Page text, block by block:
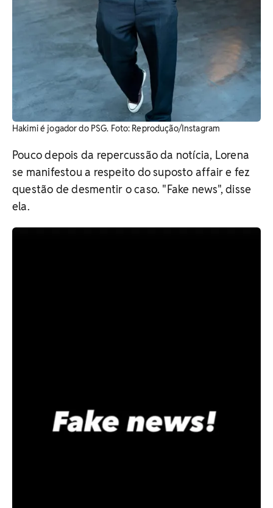
Hakimi é jogador do PSG. ​Foto: Reprodução/Instagram
Pouco depois da repercussão da notícia, Lorena
se manifestou a respeito do suposto affair e fez
questão de desmentir o caso. "Fake news", disse
ela.